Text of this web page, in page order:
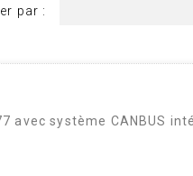
par :
avec système CANBUS